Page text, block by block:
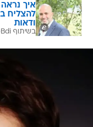
איך
להצליח
ודאות
בשיתוף CofaceBdi